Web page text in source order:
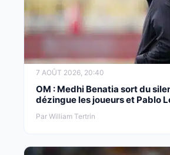
7 AOÛT 2026, 20:40
OM : Medhi Benatia sort du
dézingue les joueurs et Pablo
Par William Tertrin